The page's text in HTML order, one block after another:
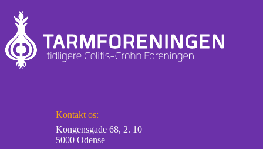
Kontakt os:
Kongensgade 68, 2. 10
5000 Odense